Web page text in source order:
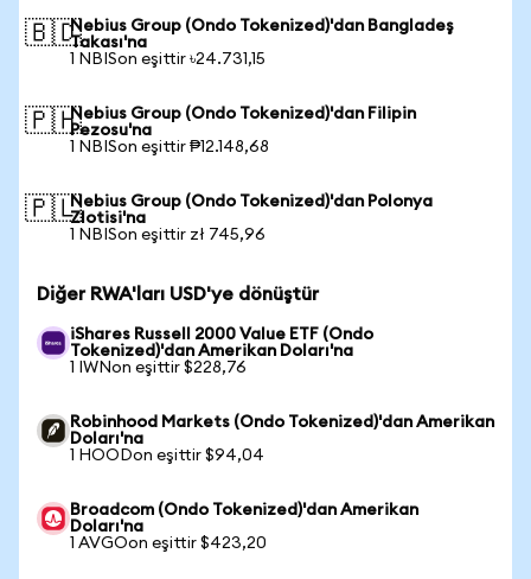
🇧🇩Nebius Group (Ondo Tokenized)'dan Bangladeş
Takası'na
1 NBISon eşittir ৳24.731,15
🇵🇭Nebius Group (Ondo Tokenized)'dan Filipin
Pezosu'na
1 NBISon eşittir ₱12.148,68
🇵🇱Nebius Group (Ondo Tokenized)'dan Polonya
Zlotisi'na
1 NBISon eşittir zł 745,96
Diğer RWA'ları USD'ye dönüştür
iShares Russell 2000 Value ETF (Ondo
Tokenized)'dan Amerikan Doları'na
1 IWNon eşittir $228,76
Robinhood Markets (Ondo Tokenized)'dan Amerikan
Doları'na
1 HOODon eşittir $94,04
Broadcom (Ondo Tokenized)'dan Amerikan
Doları'na
1 AVGOon eşittir $423,20